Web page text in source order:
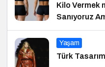
Kilo Vermek
Sanıyoruz
Yaşam
Türk